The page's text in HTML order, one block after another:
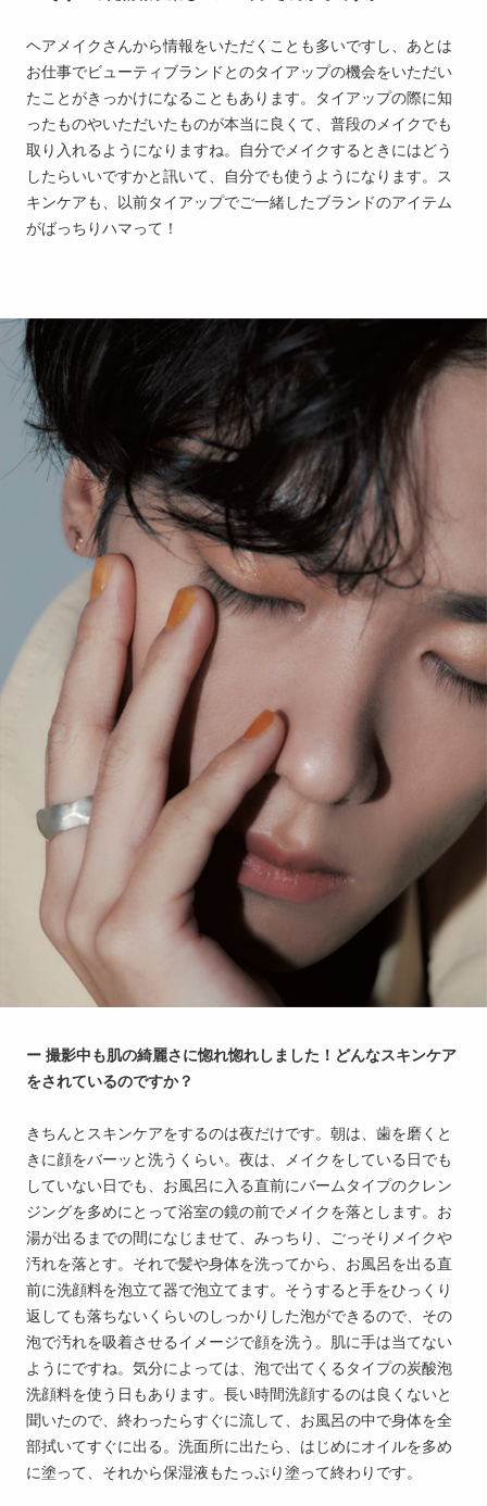
ヘアメイクさんから情報をいただくことも多いですし、あとは
お仕事でビューティブランドとのタイアップの機会をいただい
たことがきっかけになることもあります。タイアップの際に知
ったものやいただいたものが本当に良くて、普段のメイクでも
取り入れるようになりますね。自分でメイクするときにはどう
したらいいですかと訊いて、自分でも使うようになります。ス
キンケアも、以前タイアップでご一緒したブランドのアイテム
がばっちりハマって！
ー 撮影中も肌の綺麗さに惚れ惚れしました！どんなスキンケア
をされているのですか？
きちんとスキンケアをするのは夜だけです。朝は、歯を磨くと
きに顔をバーッと洗うくらい。夜は、メイクをしている日でも
していない日でも、お風呂に入る直前にバームタイプのクレン
ジングを多めにとって浴室の鏡の前でメイクを落とします。お
湯が出るまでの間になじませて、みっちり、ごっそりメイクや
汚れを落とす。それで髪や身体を洗ってから、お風呂を出る直
前に洗顔料を泡立て器で泡立てます。そうすると手をひっくり
返しても落ちないくらいのしっかりした泡ができるので、その
泡で汚れを吸着させるイメージで顔を洗う。肌に手は当てない
ようにですね。気分によっては、泡で出てくるタイプの炭酸泡
洗顔料を使う日もあります。長い時間洗顔するのは良くないと
聞いたので、終わったらすぐに流して、お風呂の中で身体を全
部拭いてすぐに出る。洗面所に出たら、はじめにオイルを多め
に塗って、それから保湿液もたっぷり塗って終わりです。